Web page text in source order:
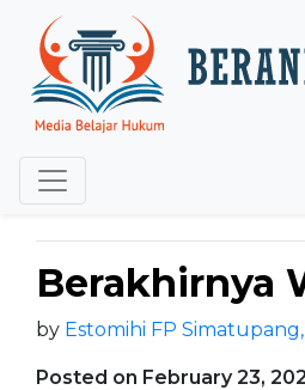
Berakhirnya
by Estomihi FP Simatupang,
Posted on February 23,